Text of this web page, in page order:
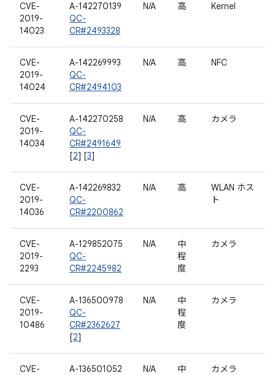
CVE-
2019-
14023
A-142270139
QC-
CR#2493328
N/A 高 Kernel
CVE-
2019-
14024
A-142269993
QC-
CR#2494103
N/A 高 NFC
CVE-
2019-
14034
A-142270258
QC-
CR#2491649
[2] [3]
N/A 高 カメラ
CVE-
2019-
14036
A-142269832
QC-
CR#2200862
N/A 高
WLAN ホス
ト
CVE-
2019-
2293
A-129852075
QC-
CR#2245982
N/A
中
程
度
カメラ
CVE-
2019-
10486
A-136500978
QC-
CR#2362627
[2]
N/A
中
程
度
カメラ
CVE- A-136501052 N/A 中 カメラ